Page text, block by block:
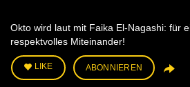
Okto wird laut mit Faika El-Nagashi: für
respektvolles Miteinander!
LIKE ABONNIEREN